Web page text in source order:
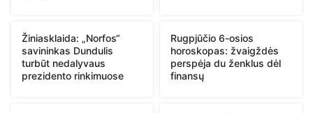
Žiniasklaida: „Norfos“
savininkas Dundulis
turbūt nedalyvaus
prezidento rinkimuose
Rugpjūčio 6-osios
horoskopas: žvaigždės
perspėja du ženklus dėl
finansų